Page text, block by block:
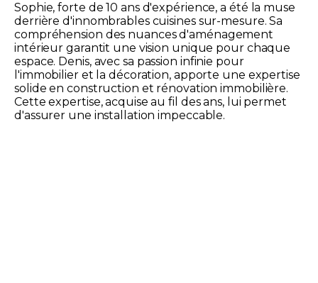
Sophie, forte de 10 ans d'expérience, a été la muse
derrière d'innombrables cuisines sur-mesure. Sa
compréhension des nuances d'aménagement
intérieur garantit une vision unique pour chaque
espace. Denis, avec sa passion infinie pour
l'immobilier et la décoration, apporte une expertise
solide en construction et rénovation immobilière.
Cette expertise, acquise au fil des ans, lui permet
d'assurer une installation impeccable.